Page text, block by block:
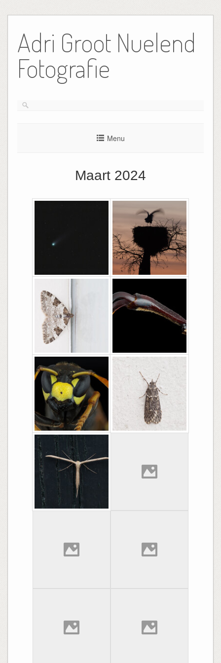
de
inhoud
Adri Groot Nuelend
Fotografie
Menu
Maart 2024